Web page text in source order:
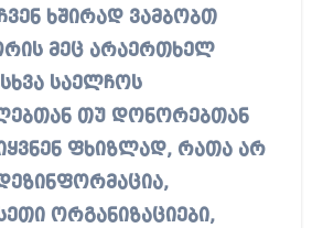
ხშირად ვამბობთ
მეც არაერთხელ
საელჩოს
თუ დონორებთან
ფხიზლად, რათა არ
ორგანიზაციები,